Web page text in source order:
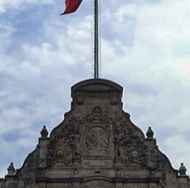
"Revolucionarte" suena como un proyecto
verdaderamente emocionante y dinámico,
que busca mantener vivo el espacio del
Monumento a la...